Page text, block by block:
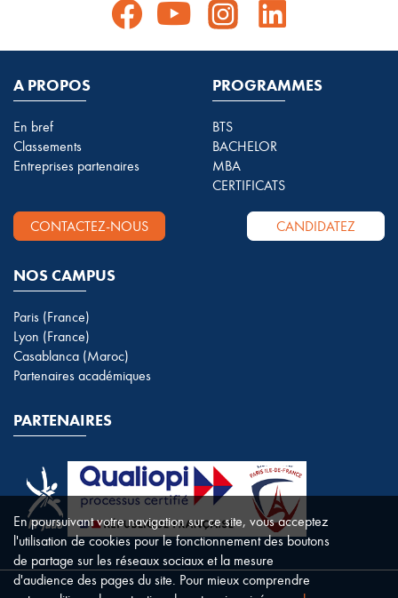
A PROPOS
En bref
Classements
Entreprises partenaires
PROGRAMMES
BTS
BACHELOR
MBA
CERTIFICATS
CONTACTEZ-NOUS CANDIDATEZ
NOS CAMPUS
Paris (France)
Lyon (France)
Casablanca (Maroc)
Partenaires académiques
PARTENAIRES
En poursuivant votre navigation sur ce site, vous acceptez
l'utilisation de cookies pour le fonctionnement des boutons
de partage sur les réseaux sociaux et la mesure
d'audience des pages du site. Pour mieux comprendre